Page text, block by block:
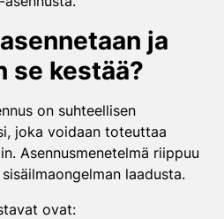
ja
se kestää?
on suhteellisen
joka voidaan toteuttaa
Asennusmenetelmä riippuu
laadusta.
ovat: